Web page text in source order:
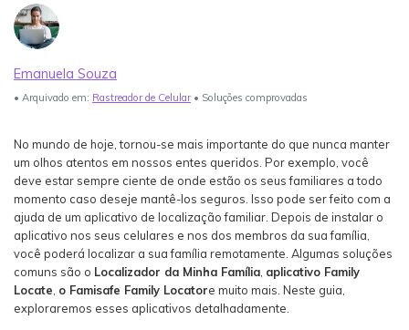
Veja Mais >
Veja Mais >
search
Emanuela Souza
• Arquivado em: Rastreador de Celular• Soluções comprovadas
No mundo de hoje, tornou-se mais importante do que nunca manter
um olhos atentos em nossos entes queridos. Por exemplo, você
deve estar sempre ciente de onde estão os seus familiares a todo
momento caso deseje mantê-los seguros. Isso pode ser feito com a
ajuda de um aplicativo de localização familiar. Depois de instalar o
aplicativo nos seus celulares e nos dos membros da sua família,
você poderá localizar a sua família remotamente. Algumas soluções
comuns são o Localizador da Minha Família, aplicativo Family
Locate, o Famisafe Family Locatore muito mais. Neste guia,
exploraremos esses aplicativos detalhadamente.